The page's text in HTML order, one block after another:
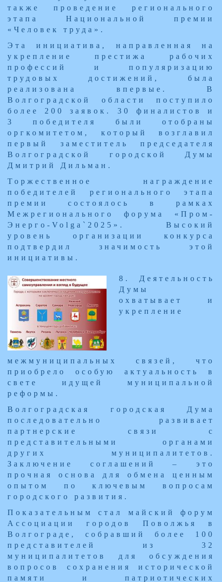
также проведение регионального
этапа Национальной премии
«Человек труда».
Эта инициатива, направленная на
укрепление престижа рабочих
профессий и популяризацию
трудовых достижений, была
реализована впервые. В
Волгоградской области поступило
более 200 заявок. 30 финалистов и
3 победителя были отобраны
оргкомитетом, который возглавил
первый заместитель председателя
Волгоградской городской Думы
Дмитрий Дильман.
Торжественное награждение
победителей регионального этапа
премии состоялось в рамках
Межрегионального форума «Пром-
Энерго-Volga`2025». Высокий
уровень организации конкурса
подтвердил значимость этой
инициативы.
​8. Деятельность
Думы
охватывает и
укрепление
межмуниципальных связей, что
приобрело особую актуальность в
свете идущей муниципальной
реформы.
Волгоградская городская Дума
последовательно развивает
партнерские связи с
представительными органами
других муниципалитетов.
Заключение соглашений – это
прочная основа для обмена ценным
опытом по ключевым вопросам
городского развития.
Показательным стал майский форум
Ассоциации городов Поволжья в
Волгограде, собравший более 100
представителей из 32
муниципалитетов для обсуждения
вопросов сохранения исторической
памяти и патриотических